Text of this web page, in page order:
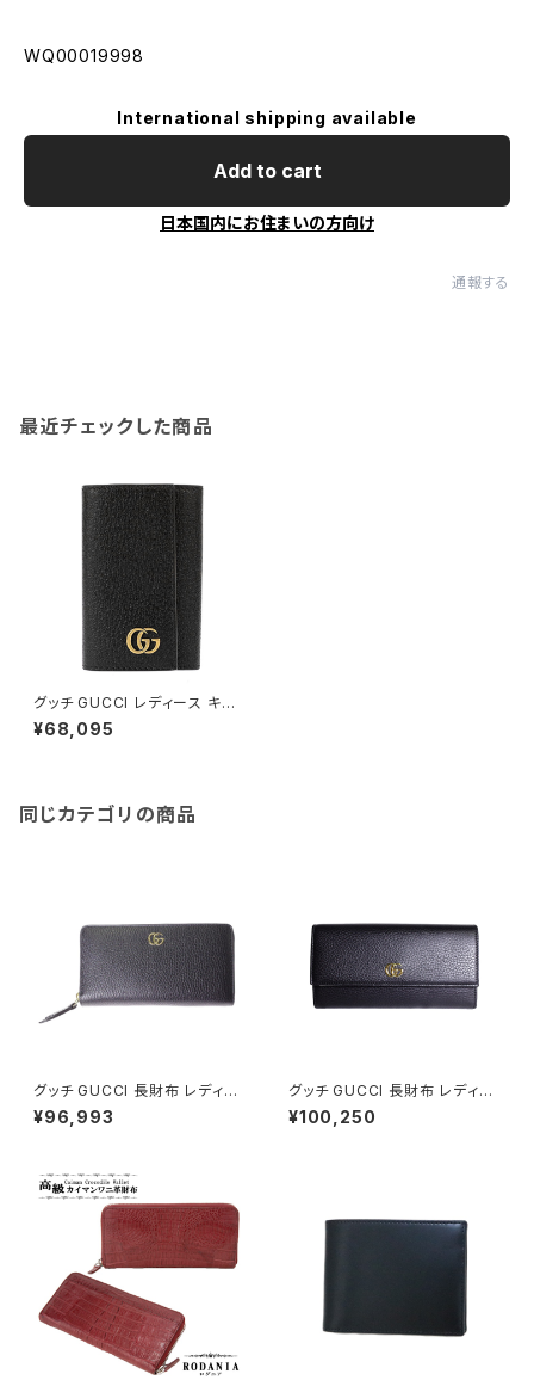
WQ00019998
International shipping available
Add to cart
日本国内にお住まいの方向け
通報する
最近チェックした商品
グッチ GUCCI レディース キー
ケース 435305-DJ20T-100
0 ブラック
¥68,095
同じカテゴリの商品
グッチ GUCCI 長財布 レディー
ス 456117-CAO0G-1000 ブ
ラック
¥96,993
グッチ GUCCI 長財布 レディー
ス 456116-CAO0G-1000 ブ
ラック
¥100,250